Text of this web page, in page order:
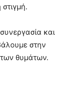
και
στην
των θυμάτων.